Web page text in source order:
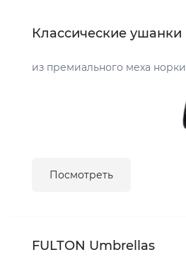
Классические ушанки
из премиального меха норки
Посмотреть
FULTON Umbrellas